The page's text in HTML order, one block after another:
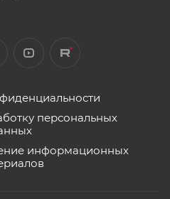
персональных
информационных